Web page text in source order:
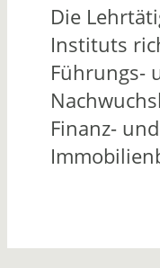
Die
Instituts
Führungs-
Finanz- und